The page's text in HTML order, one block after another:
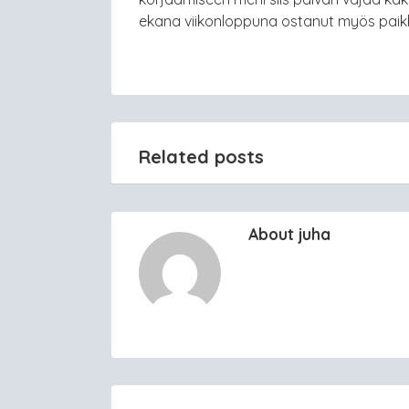
ekana viikonloppuna ostanut myös
Related posts
About juha